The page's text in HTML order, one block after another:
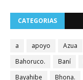
CATEGORIAS
a apoyo Azua
Bahoruco.
Baní
Bayahibe
Bhona.